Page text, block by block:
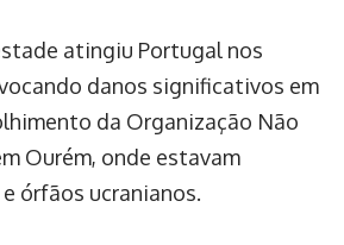
atingiu Portugal nos
danos significativos em
da Organização Não
Ourém, onde estavam
órfãos ucranianos.